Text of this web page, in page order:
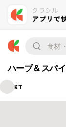
ハーブ＆スパ
KT